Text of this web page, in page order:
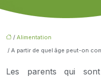
/ Alimentation
/ A partir de quel âge peut-on
Les parents qui sont